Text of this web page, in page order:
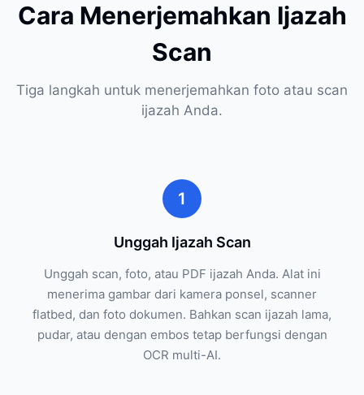
Cara Menerjemahkan Ijazah
Scan
Tiga langkah untuk menerjemahkan foto atau scan
ijazah Anda.
1
Unggah Ijazah Scan
Unggah scan, foto, atau PDF ijazah Anda. Alat ini
menerima gambar dari kamera ponsel, scanner
flatbed, dan foto dokumen. Bahkan scan ijazah lama,
pudar, atau dengan embos tetap berfungsi dengan
OCR multi-AI.